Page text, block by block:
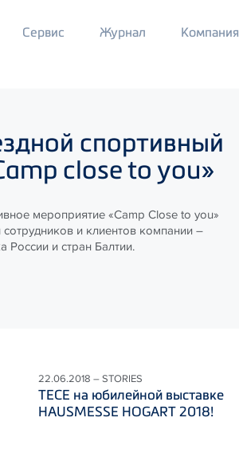
Сервис Журнал Main
Menu
Компания
спортивный
close to you»
мероприятие «Camp Close to you»
и клиентов компании –
России и стран Балтии.
22.06.2018 – STORIES
ТЕСЕ на юбилейной выставке
HAUSMESSE HOGART 2018!